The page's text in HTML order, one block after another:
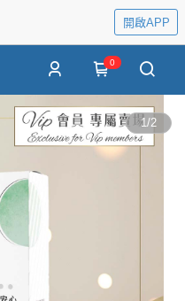
開啟APP
0
1/2